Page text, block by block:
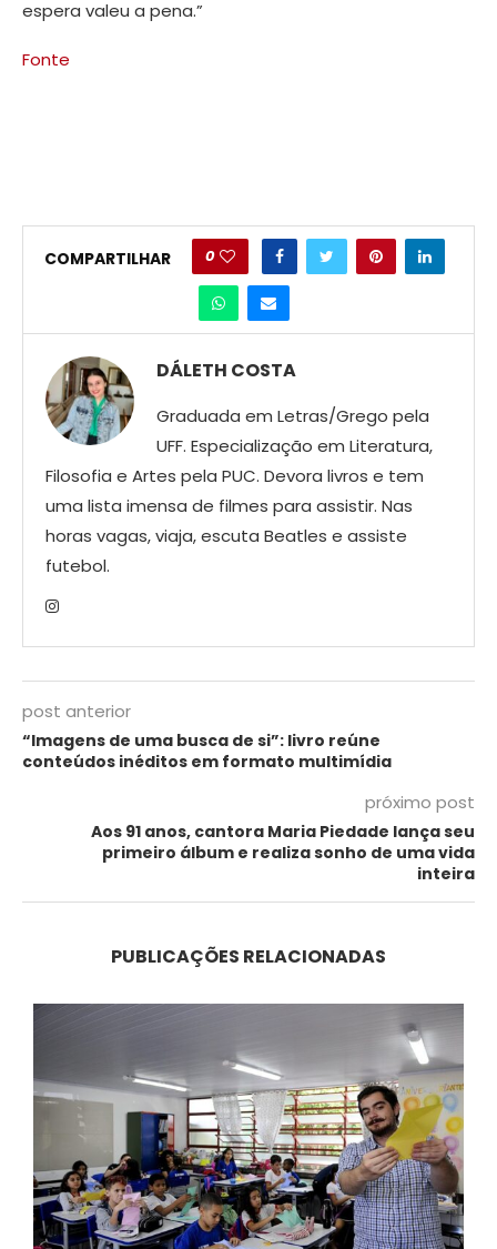
espera valeu a pena.”
Fonte
COMPARTILHAR 0
DÁLETH COSTA
Graduada em Letras/Grego pela
UFF. Especialização em Literatura,
Filosofia e Artes pela PUC. Devora livros e tem
uma lista imensa de filmes para assistir. Nas
horas vagas, viaja, escuta Beatles e assiste
futebol.
post anterior
“Imagens de uma busca de si”: livro reúne
conteúdos inéditos em formato multimídia
próximo post
Aos 91 anos, cantora Maria Piedade lança seu
primeiro álbum e realiza sonho de uma vida
inteira
PUBLICAÇÕES RELACIONADAS